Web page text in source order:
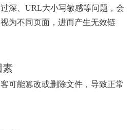
深、URL大小写敏感等问题，会
为不同页面，进而产生无效链
素
可能篡改或删除文件，导致正常